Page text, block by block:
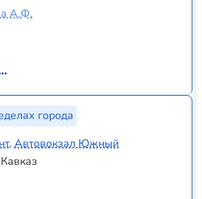
А.Ф.
города
Автовокзал Южный